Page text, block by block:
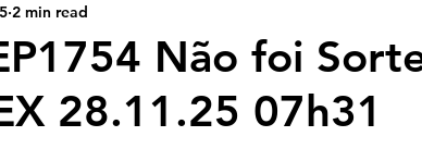
Organizacoes Ageis
Learning Agility Comunidades Ageis
Não foi
28.11.25 07h31
2 min read